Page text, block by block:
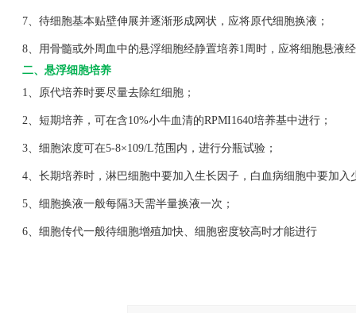
7、待细胞基本贴壁伸展并逐渐形成网状，应将原代细胞换液；
8、用骨髓或外周血中的悬浮细胞经静置培养1周时，应将细胞悬液
二、悬浮细胞培养
1、原代培养时要尽量去除红细胞；
2、短期培养，可在含10%小牛血清的RPMI1640培养基中进行；
3、细胞浓度可在5-8×109/L范围内，进行分瓶试验；
4、长期培养时，淋巴细胞中要加入生长因子，白血病细胞中要加入
5、细胞换液一般每隔3天需半量换液一次；
6、细胞传代一般待细胞增殖加快、细胞密度较高时才能进行